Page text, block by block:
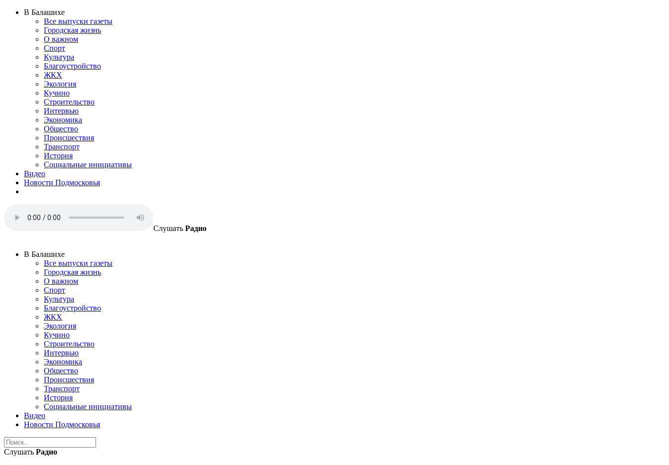
В Балашихе
Все выпуски газеты
Городская жизнь
О важном
Спорт
Культура
Благоустройство
ЖКХ
Экология
Кучино
Строительство
Интервью
Экономика
Общество
Происшествия
Транспорт
История
Социальные инициативы
Видео
Новости Подмосковья
Слушать Радио
В Балашихе
Все выпуски газеты
Городская жизнь
О важном
Спорт
Культура
Благоустройство
ЖКХ
Экология
Кучино
Строительство
Интервью
Экономика
Общество
Происшествия
Транспорт
История
Социальные инициативы
Видео
Новости Подмосковья
Слушать Радио